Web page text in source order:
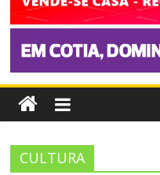
CULTURA